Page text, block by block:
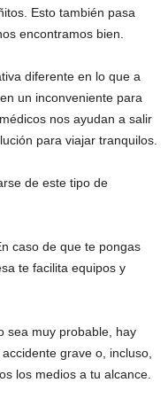
Esto también pasa
encontramos bien.
diferente en lo que a
un inconveniente para
nos ayudan a salir
para viajar tranquilos.
de este tipo de
caso de que te pongas
te facilita equipos y
sea muy probable, hay
grave o, incluso,
los medios a tu alcance.